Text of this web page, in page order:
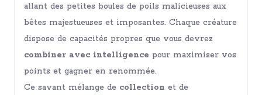
allant des petites boules de poils malicieuses aux
bêtes majestueuses et imposantes. Chaque créature
dispose de capacités propres que vous devrez
combiner avec intelligence pour maximiser vos
points et gagner en renommée.
Ce savant mélange de collection et de